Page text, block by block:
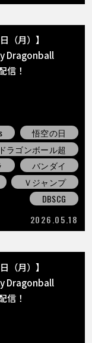
（月）】
Dragonball
信！
悟空の日
ドラゴンボール超
バンダイ
Ｖジャンプ
DBSCG
2026.05.18
（月）】
Dragonball
信！